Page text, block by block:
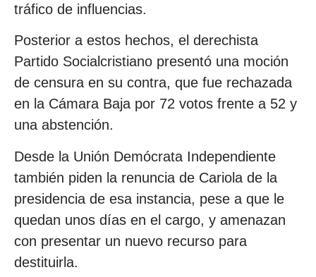
tráfico de influencias.
Posterior a estos hechos, el derechista
Partido Socialcristiano presentó una moción
de censura en su contra, que fue rechazada
en la Cámara Baja por 72 votos frente a 52 y
una abstención.
Desde la Unión Demócrata Independiente
también piden la renuncia de Cariola de la
presidencia de esa instancia, pese a que le
quedan unos días en el cargo, y amenazan
con presentar un nuevo recurso para
destituirla.